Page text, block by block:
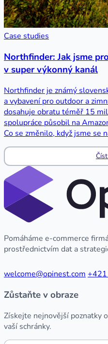
Case studies
Northfinder: Jak jsme
v super výkonný kanál
Northfinder je známý
a vybavení pro outdoor a
dosahuje obratu téměř 15
spolupráce působil na
Co se změnilo, když jsme se
Pomáháme e-commerce
prostřednictvím dat a
welcome@opinest.com
Zůstaňte v obraze
Získejte nejnovější poznatky
vaší schránky.